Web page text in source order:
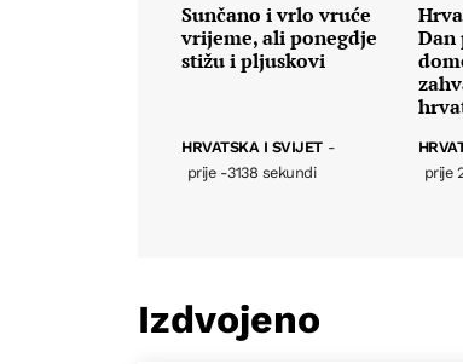
Sunčano i vrlo vruće
vrijeme, ali ponegdje
stižu i pljuskovi
HRVATSKA I SVIJET -
prije -3138 sekundi
Dan
prije
Izdvojeno